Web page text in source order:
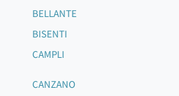
BELLANTE
BISENTI
CAMPLI
CANZANO